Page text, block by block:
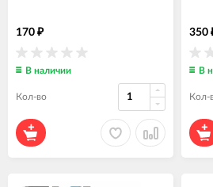
170 ₽
В наличии
Кол-во
350
В
Кол-